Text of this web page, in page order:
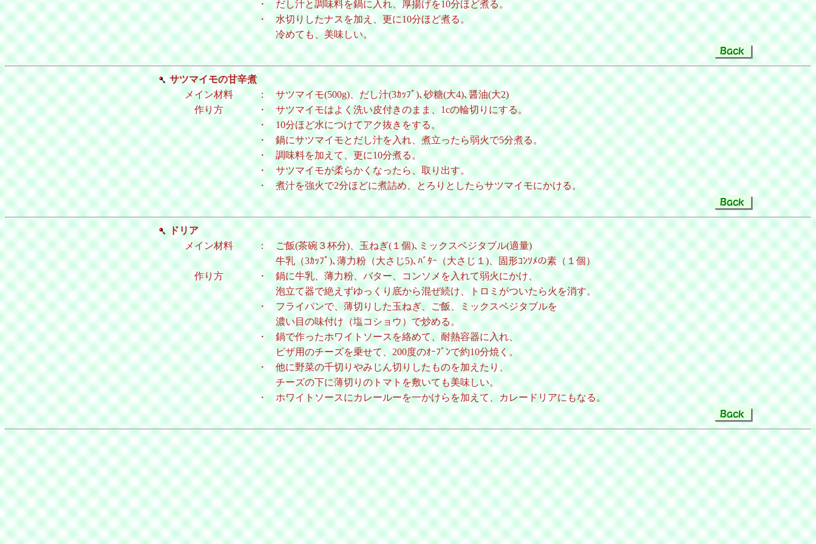
・
だし汁と調味料を鍋に入れ、厚揚げを10分ほど煮る。
・
水切りしたナスを加え、更に10分ほど煮る。
冷めても、美味しい。
サツマイモの甘辛煮
メイン材料
：
サツマイモ(500g)、だし汁(3ｶｯﾌﾟ)､砂糖(大4)､醤油(大2)
作り方
・
サツマイモはよく洗い皮付きのまま、1cの輪切りにする。
・
10分ほど水につけてアク抜きをする。
・
鍋にサツマイモとだし汁を入れ、煮立ったら弱火で5分煮る。
・
調味料を加えて、更に10分煮る。
・
サツマイモが柔らかくなったら、取り出す。
・
煮汁を強火で2分ほどに煮詰め、とろりとしたらサツマイモにかける。
ドリア
メイン材料
：
ご飯(茶碗３杯分)、玉ねぎ(１個)､ミックスベジタブル(適量)
牛乳（3ｶｯﾌﾟ)､薄力粉（大さじ5)､ﾊﾞﾀｰ（大さじ１)、固形ｺﾝｿﾒの素（１個）
作り方
・
鍋に牛乳、薄力粉、バター、コンソメを入れて弱火にかけ、
泡立て器で絶えずゆっくり底から混ぜ続け、トロミがついたら火を消す。
・
フライパンで、薄切りした玉ねぎ、ご飯、ミックスベジタブルを
濃い目の味付け（塩コショウ）で炒める。
・
鍋で作ったホワイトソースを絡めて、耐熱容器に入れ、
ピザ用のチーズを乗せて、200度のｵｰﾌﾞﾝで約10分焼く。
・
他に野菜の千切りやみじん切りしたものを加えたり、
チーズの下に薄切りのトマトを敷いても美味しい。
・
ホワイトソースにカレールーを一かけらを加えて、カレードリアにもなる。